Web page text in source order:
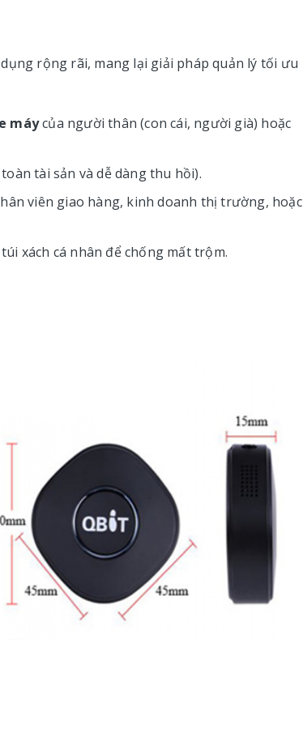
rộng rãi, mang lại giải pháp quản lý tối ưu
máycủa người thân (con cái, người già) hoặc
tài sản và dễ dàng thu hồi).
viên giao hàng, kinh doanh thị trường, hoặc
xách cá nhân để chống mất trộm.